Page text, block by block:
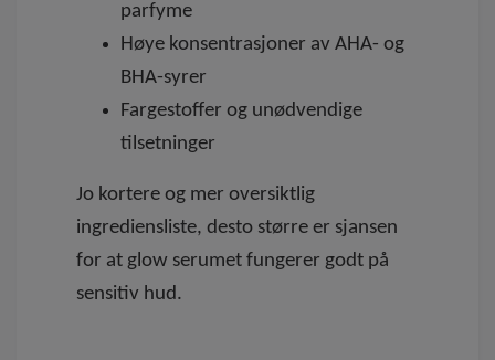
parfyme
Høye konsentrasjoner av AHA- og
BHA-syrer
Fargestoffer og unødvendige
tilsetninger
Jo kortere og mer oversiktlig
ingrediensliste, desto større er sjansen
for at glow serumet fungerer godt på
sensitiv hud.